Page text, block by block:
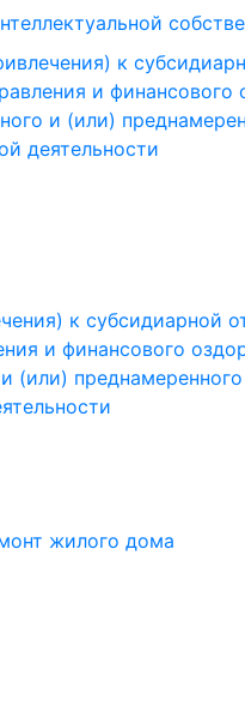
к субсидиарной
и финансового
(или) преднамеренного
жилого дома
к
и финансового
и (или)
деятельности